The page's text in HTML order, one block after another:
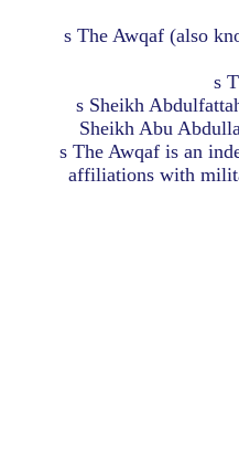
sThe Awqaf (also
s
s Sheikh
Sheikh Abu
s The Awqaf is an
affiliations with